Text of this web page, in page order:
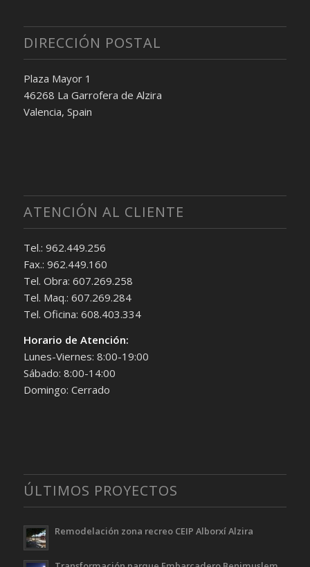
DIRECCIÓN POSTAL
Plaza Mayor 1
46268 La Garrofera de Alzira
Valencia, Spain
ATENCIÓN AL CLIENTE
Tel.: 962.449.256
Fax.: 962.449.160
Tel. Obra: 607.269.258
Tel. Maq.: 607.269.284
Tel. Oficina: 608.403.334
Horario de Atención:
Lunes-Viernes: 8:00-19:00
Sábado: 8:00-14:00
Domingo: Cerrado
ÚLTIMOS PROYECTOS
Remodelación zona recreo CEIP Alborxí Alzira